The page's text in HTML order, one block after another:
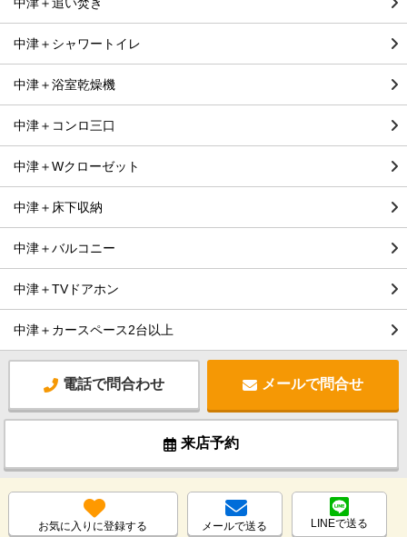
中津＋シャワートイレ
中津＋浴室乾燥機
中津＋コンロ三口
中津＋Wクローゼット
中津＋床下収納
中津＋バルコニー
中津＋TVドアホン
中津＋カースペース2台以上
電話で問合わせ メールで問合せ
来店予約
お気に入りに登録する メールで送る LINEで送る